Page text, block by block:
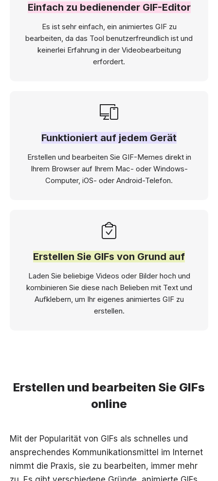
Einfach zu bedienender GIF-Editor
Es ist sehr einfach, ein animiertes GIF zu
bearbeiten, da das Tool benutzerfreundlich ist und
keinerlei Erfahrung in der Videobearbeitung
erfordert.
Funktioniert auf jedem Gerät
Erstellen und bearbeiten Sie GIF-Memes direkt in
Ihrem Browser auf Ihrem Mac- oder Windows-
Computer, iOS- oder Android-Telefon.
Erstellen Sie GIFs von Grund auf
Laden Sie beliebige Videos oder Bilder hoch und
kombinieren Sie diese nach Belieben mit Text und
Aufklebern, um Ihr eigenes animiertes GIF zu
erstellen.
Erstellen und bearbeiten Sie GIFs
online
Mit der Popularität von GIFs als schnelles und
ansprechendes Kommunikationsmittel im Internet
nimmt die Praxis, sie zu bearbeiten, immer mehr